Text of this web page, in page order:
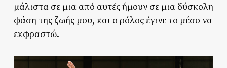
μάλιστα σε μια από αυτές ήμουν σε μια δύσκολη
φάση της ζωής μου, και ο ρόλος έγινε το μέσο να
εκφραστώ.